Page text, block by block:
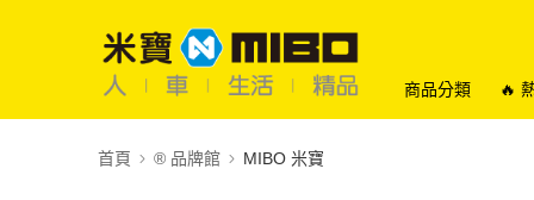
商品分類 🔥
首頁 ®️ 品牌館 MIBO 米寶